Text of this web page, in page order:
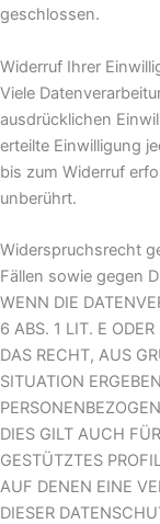
geschlossen.
Widerruf Ihrer
Viele
ausdrücklichen
erteilte Einwilligung
bis zum Widerruf
unberührt.
Widerspruchsrecht
Fällen sowie gegen
WENN DIE
6 ABS. 1 LIT. E
DAS RECHT, AUS
SITUATION
DIES GILT AUCH
GESTÜTZTES
AUF DENEN EINE
DIESER